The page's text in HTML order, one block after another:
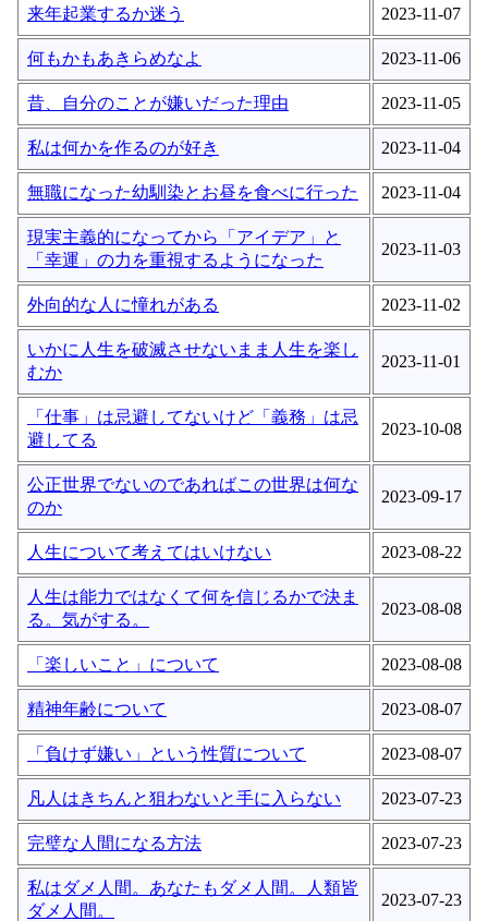
来年起業するか迷う 2023-11-07
何もかもあきらめなよ 2023-11-06
昔、自分のことが嫌いだった理由 2023-11-05
私は何かを作るのが好き 2023-11-04
無職になった幼馴染とお昼を食べに行った 2023-11-04
現実主義的になってから「アイデア」と
「幸運」の力を重視するようになった
2023-11-03
外向的な人に憧れがある 2023-11-02
いかに人生を破滅させないまま人生を楽し
むか
2023-11-01
「仕事」は忌避してないけど「義務」は忌
避してる
2023-10-08
公正世界でないのであればこの世界は何な
のか
2023-09-17
人生について考えてはいけない 2023-08-22
人生は能力ではなくて何を信じるかで決ま
る。気がする。
2023-08-08
「楽しいこと」について 2023-08-08
精神年齢について 2023-08-07
「負けず嫌い」という性質について 2023-08-07
凡人はきちんと狙わないと手に入らない 2023-07-23
完璧な人間になる方法 2023-07-23
私はダメ人間。あなたもダメ人間。人類皆
ダメ人間。
2023-07-23